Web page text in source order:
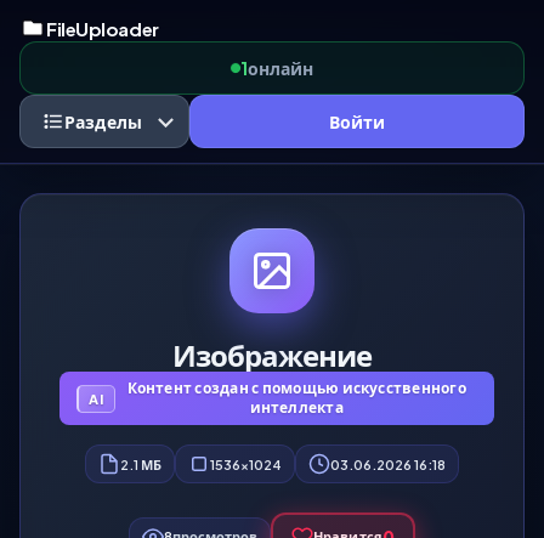
FileUploader
1онлайн
Разделы Войти
Изображение
Контент создан с помощью искусственного
интеллекта
2.1 МБ 1536x1024 03.06.2026 16:18